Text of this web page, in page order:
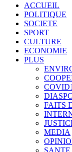
ACCUEIL
POLITIQUE
SOCIETE
SPORT
CULTURE
ECONOMIE
PLUS
FAITS
MEDIA
SANTE